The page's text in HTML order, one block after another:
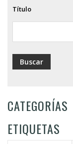
Título
CATEGORÍAS
ETIQUETAS